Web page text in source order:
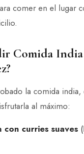
comer en el lugar
Comida
la comida india,
al máximo:
con curries suaves